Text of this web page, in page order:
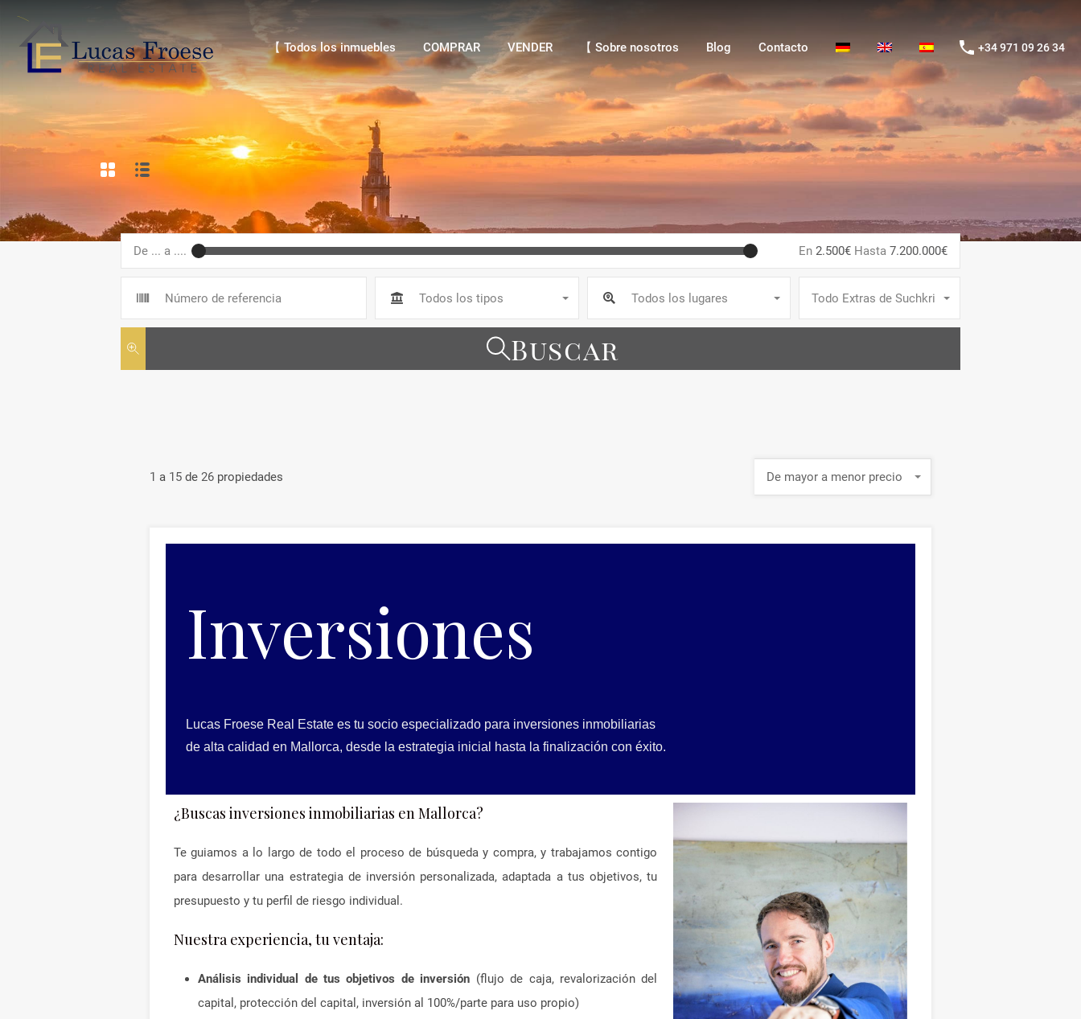
【 Todos los inmuebles VENDER
【 Todos los inmuebles
COMPRAR VENDER 【 Sobre nosotros Blog Contacto +34 971 09 26 34
De ... a .... En 2.500€ Hasta 7.200.000€
Todos los tipos Todos los lugares Todo Extras de Suchkriterien
Buscar
1 a 15 de 26 propiedades De mayor a menor precio
Inversiones
Lucas Froese Real Estate es tu socio especializado para inversiones inmobiliarias
de alta calidad en Mallorca, desde la estrategia inicial hasta la finalización con éxito.
¿Buscas inversiones inmobiliarias en Mallorca?
Te guiamos a lo largo de todo el proceso de búsqueda y compra, y trabajamos contigo
para desarrollar una estrategia de inversión personalizada, adaptada a tus objetivos, tu
presupuesto y tu perfil de riesgo individual.
Nuestra experiencia, tu ventaja:
Análisis individual de tus objetivos de inversión (flujo de caja, revalorización del
capital, protección del capital, inversión al 100%/parte para uso propio)